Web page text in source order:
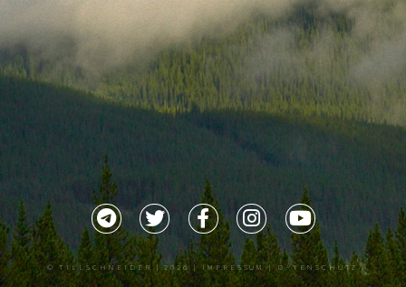
©TILLSCHNEIDER | 2026 |IMPRESSUM |DATENSCHUTZ